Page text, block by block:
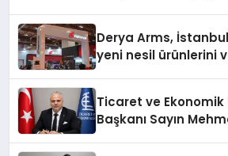
Derya Arms,
yeni nesil ürünlerini
Ticaret ve Ekonomik
Başkanı Sayın